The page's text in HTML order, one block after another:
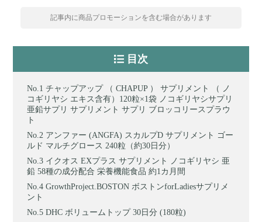
記事内に商品プロモーションを含む場合があります
目次
チャップアップ （ CHAPUP ） サプリメント （ ノ
コギリヤシ エキス含有）120粒×1袋 ノコギリヤシサプリ
亜鉛サプリ サプリメント サプリ ブロッコリースプラウ
ト
アンファー (ANGFA) スカルプD サプリメント ゴー
ルド マルチグロース 240粒（約30日分）
イクオス EXプラス サプリメント ノコギリヤシ 亜
鉛 58種の成分配合 栄養機能食品 約1カ月間
GrowthProject.BOSTON ボストンforLadiesサプリメ
ント
DHC ボリュームトップ 30日分 (180粒)